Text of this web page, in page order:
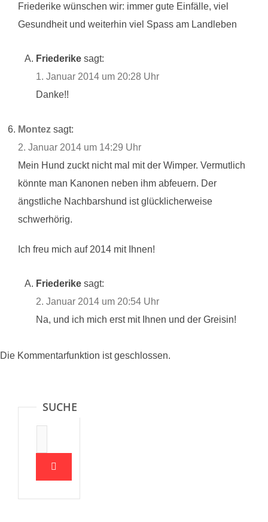
Friederike wünschen wir: immer gute Einfälle, viel
Gesundheit und weiterhin viel Spass am Landleben
Friederike sagt:
1. Januar 2014 um 20:28 Uhr
Danke!!
Montez sagt:
2. Januar 2014 um 14:29 Uhr
Mein Hund zuckt nicht mal mit der Wimper. Vermutlich
könnte man Kanonen neben ihm abfeuern. Der
ängstliche Nachbarshund ist glücklicherweise
schwerhörig.
Ich freu mich auf 2014 mit Ihnen!
Friederike sagt:
2. Januar 2014 um 20:54 Uhr
Na, und ich mich erst mit Ihnen und der Greisin!
Die Kommentarfunktion ist geschlossen.
SUCHE